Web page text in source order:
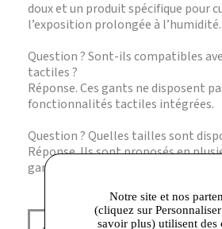
doux et un produit spécifique pour
l’exposition prolongée à l’humidité.
Question ? Sont-ils compatibles
tactiles ?
Réponse. Ces gants ne disposent
fonctionnalités tactiles intégrées.
Question ? Quelles tailles sont
Réponse. Ils sont proposés en
garantir un ajustement précis et
Notre site et nos
(cliquez sur
savoir plus) utilisent des